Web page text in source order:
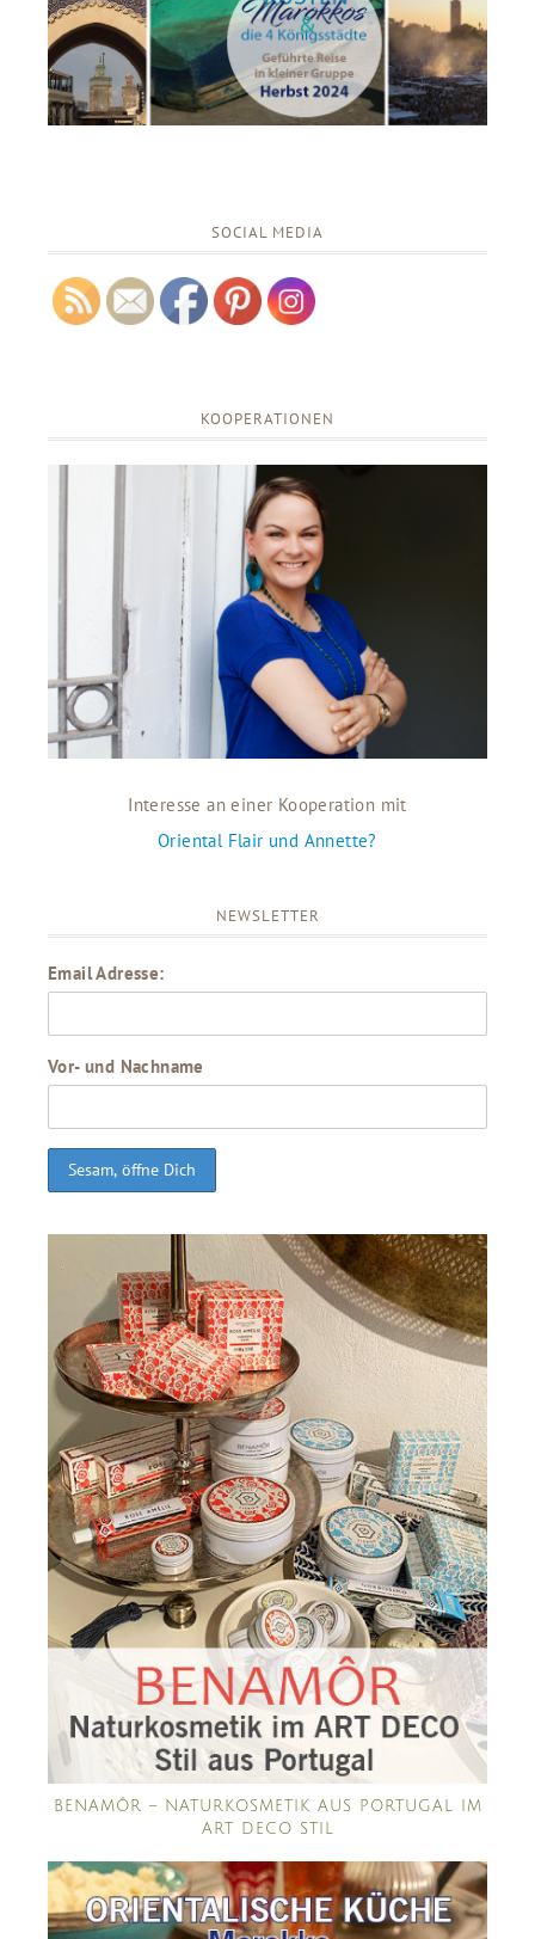
SOCIAL MEDIA
KOOPERATIONEN
Interesse an einer Kooperation mit
Oriental Flair und Annette?
NEWSLETTER
Email Adresse:
Vor- und Nachname
BENAMÔR – NATURKOSMETIK AUS PORTUGAL IM
ART DECO STIL